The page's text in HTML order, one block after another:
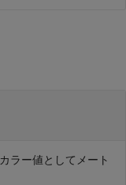
ラー値としてメート